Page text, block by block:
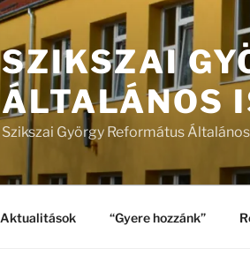
SZIKSZAI
ÁLTALÁNOS
Szikszai György Református
Aktualitások “Gyere hozzánk”